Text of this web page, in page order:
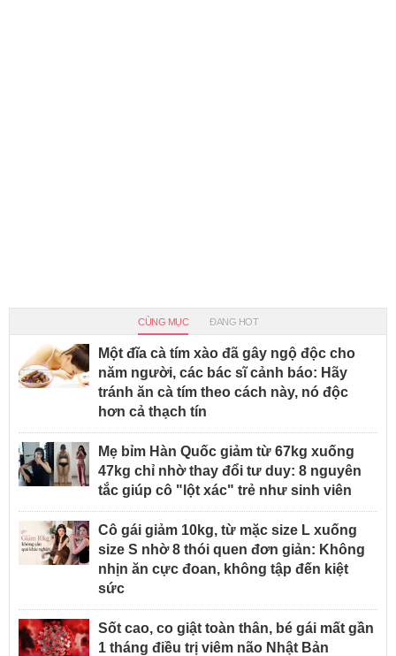
CÙNG MỤC ĐANG HOT
Một đĩa cà tím xào đã gây ngộ độc cho
năm người, các bác sĩ cảnh báo: Hãy
tránh ăn cà tím theo cách này, nó độc
hơn cả thạch tín
Mẹ bỉm Hàn Quốc giảm từ 67kg xuống
47kg chỉ nhờ thay đổi tư duy: 8 nguyên
tắc giúp cô "lột xác" trẻ như sinh viên
Cô gái giảm 10kg, từ mặc size L xuống
size S nhờ 8 thói quen đơn giản: Không
nhịn ăn cực đoan, không tập đến kiệt
sức
Sốt cao, co giật toàn thân, bé gái mất gần
1 tháng điều trị viêm não Nhật Bản